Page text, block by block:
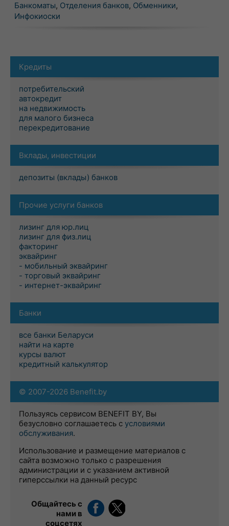
Банкоматы, Отделения банков, Обменники,
Инфокиоски
Кредиты
потребительский
автокредит
на недвижимость
для малого бизнеса
перекредитование
Вклады, инвестиции
депозиты (вклады) банков
Прочие услуги банков
лизинг для юр.лиц
лизинг для физ.лиц
факторинг
эквайринг
- мобильный эквайринг
- торговый эквайринг
- интернет-эквайринг
Банки
все банки Беларуси
найти на карте
курсы валют
кредитный калькулятор
© 2007-2026 Benefit.by
Пользуясь сервисом BENEFIT BY, Вы
безусловно соглашаетесь с условиями
обслуживания.
Использование и размещение материалов с
сайта возможно только с разрешения
администрации и с указанием активной
гиперссылки на данный ресурс
Общайтесь с
нами в
соцсетях